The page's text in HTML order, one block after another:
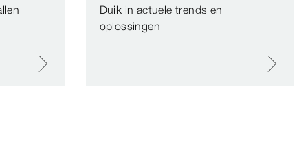
Duik in actuele trends en
oplossingen